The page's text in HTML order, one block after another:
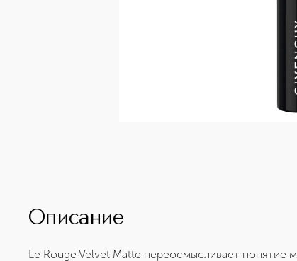
Описание
Le Rouge Velvet Matte переосмысливает понятие